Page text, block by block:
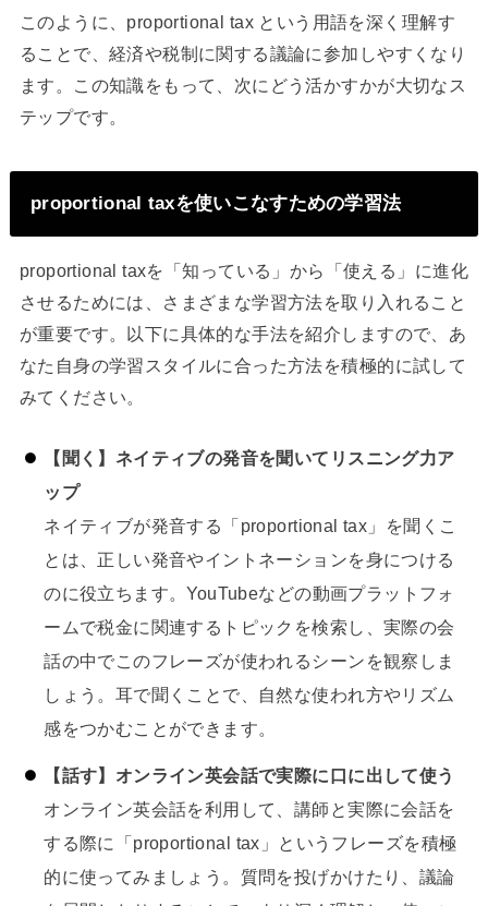
このように、proportional tax という用語を深く理解す
ることで、経済や税制に関する議論に参加しやすくなり
ます。この知識をもって、次にどう活かすかが大切なス
テップです。
proportional taxを使いこなすための学習法
proportional taxを「知っている」から「使える」に進化
させるためには、さまざまな学習方法を取り入れること
が重要です。以下に具体的な手法を紹介しますので、あ
なた自身の学習スタイルに合った方法を積極的に試して
みてください。
【聞く】ネイティブの発音を聞いてリスニング力ア
ップ
ネイティブが発音する「proportional tax」を聞くこ
とは、正しい発音やイントネーションを身につける
のに役立ちます。YouTubeなどの動画プラットフォ
ームで税金に関連するトピックを検索し、実際の会
話の中でこのフレーズが使われるシーンを観察しま
しょう。耳で聞くことで、自然な使われ方やリズム
感をつかむことができます。
【話す】オンライン英会話で実際に口に出して使う
オンライン英会話を利用して、講師と実際に会話を
する際に「proportional tax」というフレーズを積極
的に使ってみましょう。質問を投げかけたり、議論